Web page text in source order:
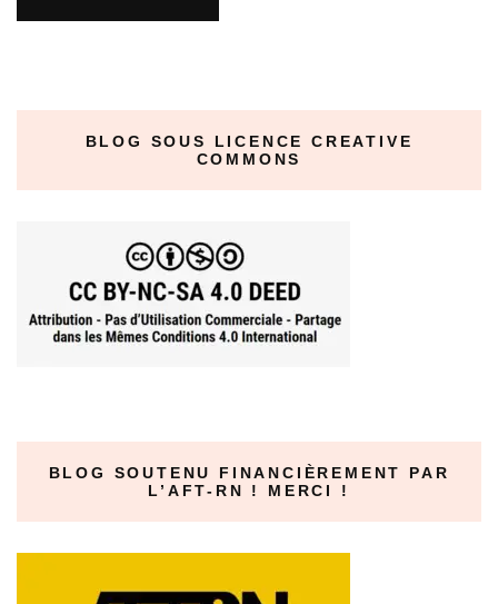
BLOG SOUS LICENCE CREATIVE
COMMONS
BLOG SOUTENU FINANCIÈREMENT PAR
L’AFT-RN ! MERCI !